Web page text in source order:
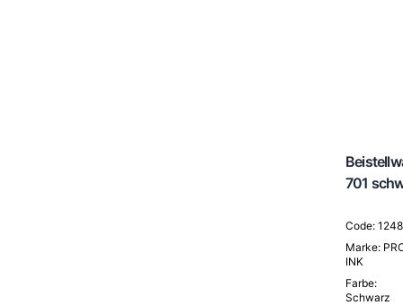
701
Code:
Marke:
INK
Farbe:
Schwarz